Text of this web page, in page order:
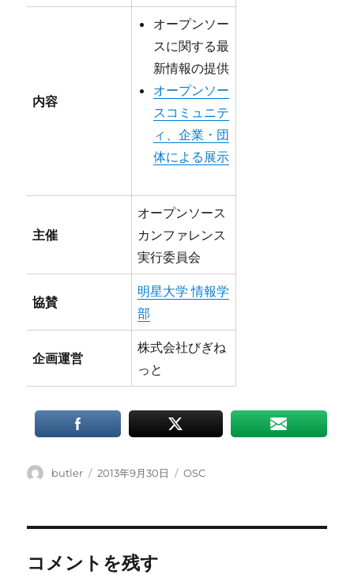
内容
オープンソー
スに関する最
新情報の提供
オープンソー
スコミュニテ
ィ、企業・団
体による展示
主催
オープンソース
カンファレンス
実行委員会
協賛
明星大学 情報学
部
企画運営
株式会社びぎね
っと
投
butler
投
2013年9月30日
カ
OSC
コメントを残す